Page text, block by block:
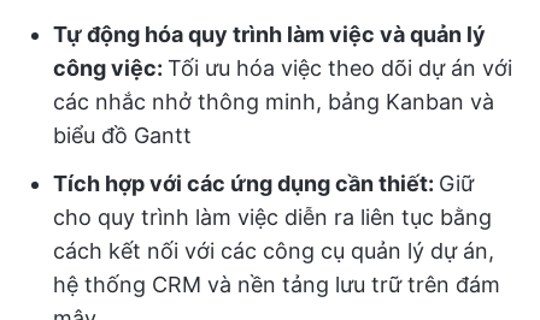
Tự động hóa quy trình làm việc và quản lý
công việc: Tối ưu hóa việc theo dõi dự án với
các nhắc nhở thông minh, bảng Kanban và
biểu đồ Gantt
Tích hợp với các ứng dụng cần thiết: Giữ
cho quy trình làm việc diễn ra liên tục bằng
cách kết nối với các công cụ quản lý dự án,
hệ thống CRM và nền tảng lưu trữ trên đám